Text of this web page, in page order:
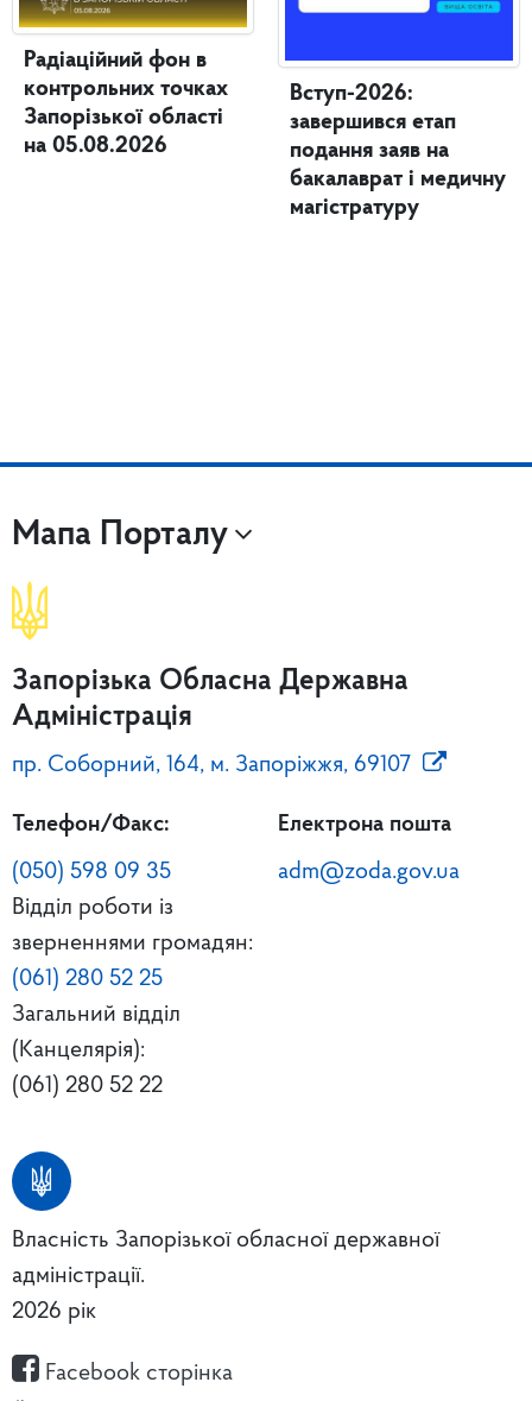
Радіаційний фон в
контрольних точках
Запорізької області
на 05.08.2026
Вступ-2026:
завершився етап
подання заяв на
бакалаврат і медичну
магістратуру
Мапа Порталу
Запорізька Обласна Державна
Адміністрація
пр. Соборний, 164, м. Запоріжжя, 69107
Телефон/Факс:
(050) 598 09 35
Відділ роботи із
зверненнями громадян:
(061) 280 52 25
Загальний відділ
(Канцелярія):
(061) 280 52 22
Електрона пошта
adm@zoda.gov.ua
Власність Запорізької обласної державної
адміністрації.
2026 рік
Facebook сторінка